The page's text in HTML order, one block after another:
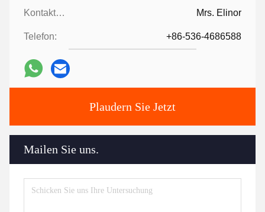
Kontaktpersonen: Mrs. Elinor
Telefon: +86-536-4686588
Plaudern Sie Jetzt
Mailen Sie uns.